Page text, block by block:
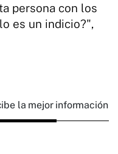
persona con los
es un indicio?",
la mejor información